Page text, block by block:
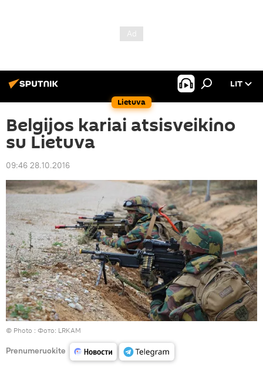
Lietuva
LIT
Belgijos kariai atsisveikino
su Lietuva
09:46 28.10.2016
© Photo : Фото: LRKAM
Prenumeruokite